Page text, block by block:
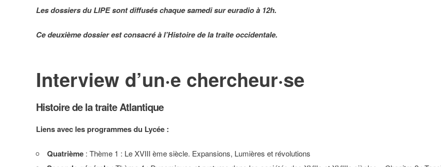
Les dossiers du LIPE sont diffusés chaque samedi sur euradio à 12h.
Ce deuxième dossier est consacré à l’Histoire de la traite occidentale.
Interview d’un·e chercheur·se
Histoire de la traite Atlantique
Liens avec les programmes du Lycée :
Quatrième : Thème 1 : Le XVIII ème siècle. Expansions, Lumières et révolutions